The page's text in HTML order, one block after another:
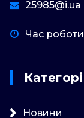
25985@i.ua
Час
Новини